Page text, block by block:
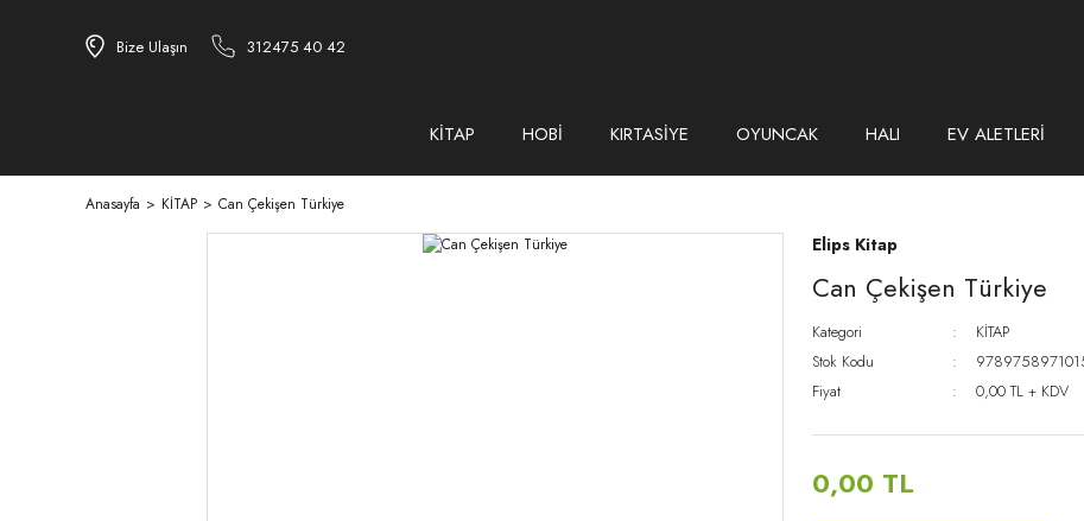
Bize Ulaşın 312475 40 42
KİTAP HOBİ KIRTASİYE OYUNCAK HALI EV ALETLERİ
Anasayfa KİTAP Can Çekişen Türkiye
Elips Kitap
Can Çekişen Türkiye
Kategori
KİTAP
Stok Kodu
Fiyat
0,00 TL + KDV
0,00 TL